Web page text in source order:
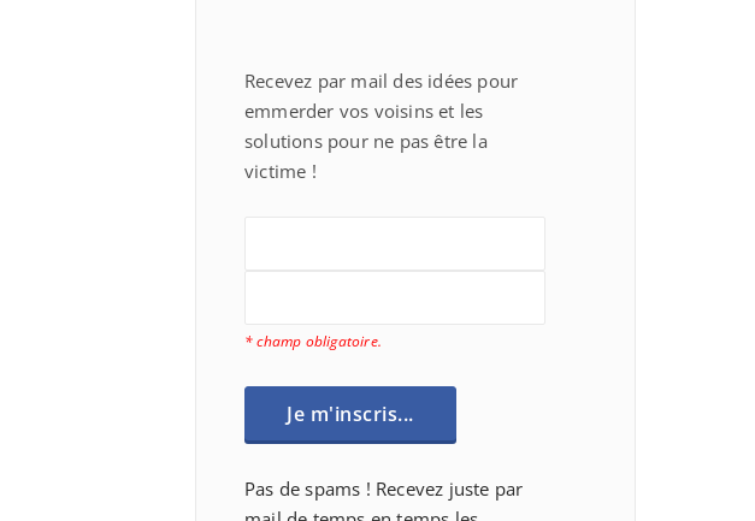
Recevez par mail des idées pour
emmerder vos voisins et les
solutions pour ne pas être la
victime !
* champ obligatoire.
Pas de spams ! Recevez juste par